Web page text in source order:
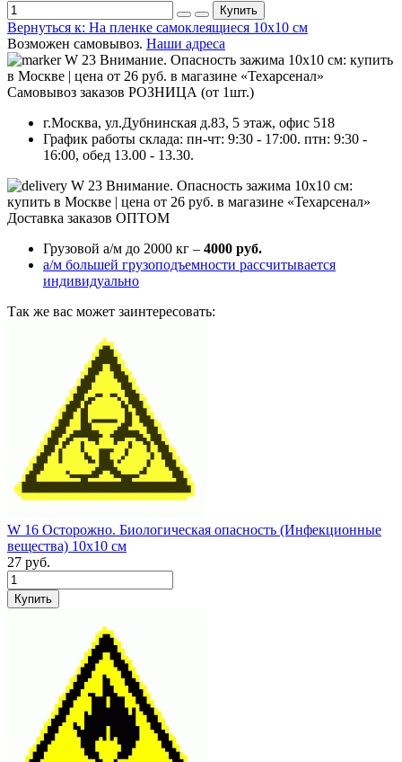
Купить
Вернуться к: На пленке самоклеящиеся 10х10 см
Возможен самовывоз. Наши адреса
Самовывоз заказов РОЗНИЦА (от 1шт.)
г.Москва, ул.Дубнинская д.83, 5 этаж, офис 518
График работы склада: пн-чт: 9:30 - 17:00. птн: 9:30 -
16:00, обед 13.00 - 13.30.
Доставка заказов ОПТОМ
Грузовой а/м до 2000 кг – 4000 руб.
а/м большей грузоподъемности рассчитывается
индивидуально
Так же вас может заинтересовать:
W 16 Осторожно. Биологическая опасность (Инфекционные
вещества) 10х10 см
27 руб.